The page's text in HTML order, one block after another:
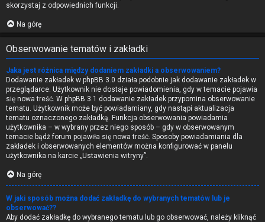
skorzystaj z odpowiednich funkcji.
Na górę
Obserwowanie tematów i zakładki
Jaka jest różnica między dodaniem zakładki a obserwowaniem?
Dodawanie zakładek w phpBB 3.0 działa podobnie jak dodawanie zakładek w
przeglądarce. Użytkownik nie dostaje powiadomienia, gdy w temacie pojawia
się nowa treść. W phpBB 3.1 dodawanie zakładek przypomina obserwowanie
tematu. Użytkownik może być powiadamiany, gdy nastąpi aktualizacja
tematu oznaczonego zakładką. Funkcja obserwowania powiadamia
użytkownika – w wybrany przez niego sposób – gdy w obserwowanym
temacie bądź forum pojawiła się nowa treść. Sposoby powiadamiania dla
zakładek i obserwowanych elementów można konfigurować w panelu
użytkownika na karcie „Ustawienia witryny”.
Na górę
W jaki sposób można dodać zakładkę do wybranych tematów lub je
obserwować??
Aby dodać zakładkę do wybranego tematu lub go obserwować, należy kliknąć